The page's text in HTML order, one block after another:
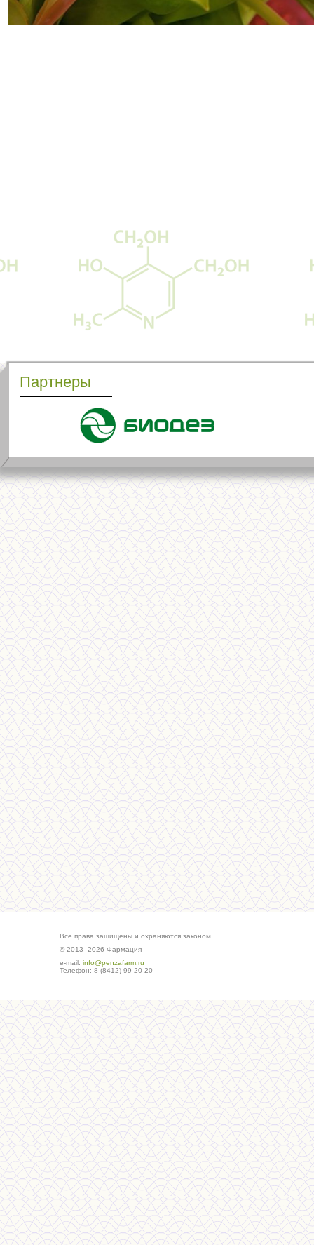
Партнеры
Все права защищены и охраняются законом
© 2013–2026 Фармация
е-mail: info@penzafarm.ru
Телефон: 8 (8412) 99-20-20
Сделано в студии ws-global.ru